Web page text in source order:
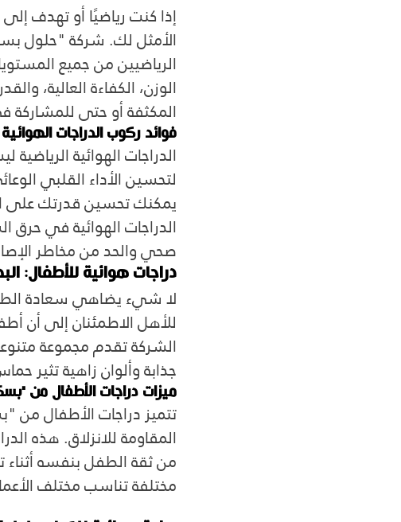
إذا كنت رياضيًا أو تهدف إلى
الأمثل لك. شركة "حلول
الرياضيين من جميع
الوزن، الكفاءة العالية،
المكثفة أو حتى للمشاركة
فوائد ركوب الدراجات الهوائية
الدراجات الهوائية
لتحسين الأداء القلبي
يمكنك تحسين قدرتك على
الدراجات الهوائية في
صحي والحد من مخاطر
دراجات هوائية للأطفال:
لا شيء يضاهي سعادة
للأهل الاطمئنان إلى أن
الشركة تقدم مجموعة
جذابة وألوان زاهية تثير
ميزات دراجات الأطفال من
تتميز دراجات الأطفال من
المقاومة للانزلاق. هذه
من ثقة الطفل بنفسه أثناء
مختلفة تناسب مختلف